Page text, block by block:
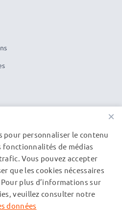
LIVRAISON
et excluent les frais de port.
marques citées sont des
×
pour personnaliser le contenu
de médias
Vous pouvez accepter
que les cookies nécessaires
plus d’informations sur
veuillez consulter notre
données